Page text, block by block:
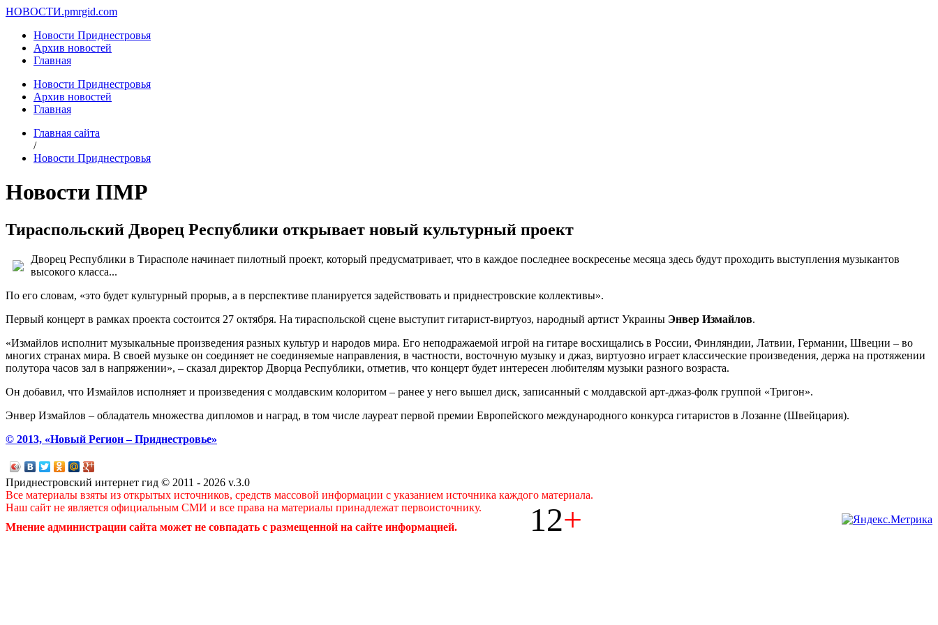
НОВОСТИ.pmrgid.com
Новости Приднестровья
Архив новостей
Главная
Новости Приднестровья
Архив новостей
Главная
Главная сайта
/
Новости Приднестровья
Новости ПМР
Тираспольский Дворец Республики открывает новый культурный проект
Дворец Республики в Тирасполе начинает пилотный проект, который предусматривает, что в каждое последнее воскресенье месяца здесь будут проходить выступления музыкантов
высокого класса...
По его словам, «это будет культурный прорыв, а в перспективе планируется задействовать и приднестровские коллективы».
Первый концерт в рамках проекта состоится 27 октября. На тираспольской сцене выступит гитарист-виртуоз, народный артист Украины Энвер Измайлов.
«Измайлов исполнит музыкальные произведения разных культур и народов мира. Его неподражаемой игрой на гитаре восхищались в России, Финляндии, Латвии, Германии, Швеции – во
многих странах мира. В своей музыке он соединяет не соединяемые направления, в частности, восточную музыку и джаз, виртуозно играет классические произведения, держа на протяжении
полутора часов зал в напряжении», – сказал директор Дворца Республики, отметив, что концерт будет интересен любителям музыки разного возраста.
Он добавил, что Измайлов исполняет и произведения с молдавским колоритом – ранее у него вышел диск, записанный с молдавской арт-джаз-фолк группой «Тригон».
Энвер Измайлов – обладатель множества дипломов и наград, в том числе лауреат первой премии Европейского международного конкурса гитаристов в Лозанне (Швейцария).
© 2013, «Новый Регион – Приднестровье»
Приднестровский интернет гид © 2011 - 2026 v.3.0
Все материалы взяты из открытых источников, средств массовой информации с указанием источника каждого материала.
Наш сайт не является официальным СМИ и все права на материалы принадлежат первоисточнику.
Мнение администрации сайта может не совпадать с размещенной на сайте информацией.
12+